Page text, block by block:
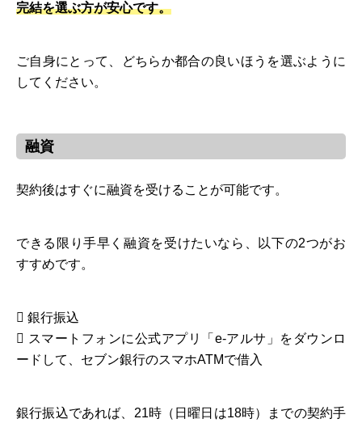
完結を選ぶ方が安心です。
ご自身にとって、どちらか都合の良いほうを選ぶように
してください。
融資
契約後はすぐに融資を受けることが可能です。
できる限り手早く融資を受けたいなら、以下の2つがお
すすめです。
 銀行振込
 スマートフォンに公式アプリ「e-アルサ」をダウンロ
ードして、セブン銀行のスマホATMで借入
銀行振込であれば、21時（日曜日は18時）までの契約手